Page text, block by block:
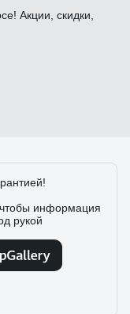
Акции, скидки,
информация
рукой